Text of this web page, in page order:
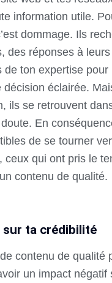
information utile.
dommage. Ils
des réponses à
de ton expertise pour
décision éclairée.
ils se retrouvent
En
de se tourner
ceux qui ont pris le
contenu de qualité.
sur ta crédibilité
contenu de qualité
un impact négatif